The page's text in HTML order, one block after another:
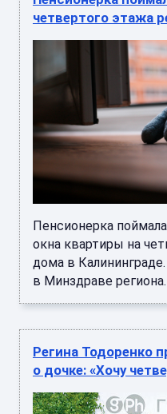
четвертого этажа
Пенсионерка
окна квартиры на
дома в
в Минздраве
Регина Тодоренко
о дочке: «Хочу